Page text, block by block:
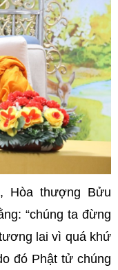
Hòa thượng Bửu
“chúng ta đừng
lai vì quá khứ
đó Phật tử chúng